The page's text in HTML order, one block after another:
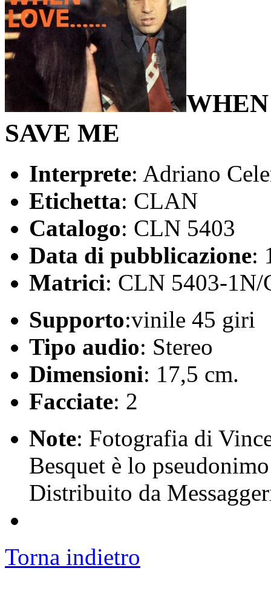
SAVE ME
Interprete: Adriano
Etichetta: CLAN
Catalogo: CLN 5403
Data di pubblicazione:
Matrici: CLN 5403-
Supporto:vinile 45 giri
Tipo audio: Stereo
Dimensioni: 17,5 cm.
Facciate: 2
Note: Fotografia di
Besquet è lo
Distribuito da
Torna indietro